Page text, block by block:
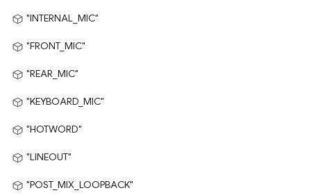
"INTERNAL_MIC"
"FRONT_MIC"
"REAR_MIC"
"KEYBOARD_MIC"
"HOTWORD"
"LINEOUT"
"POST_MIX_LOOPBACK"